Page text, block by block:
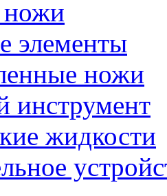
элементы
ножи
инструмент
жидкости